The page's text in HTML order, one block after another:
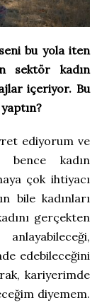
bu yola iten
sektör kadın
içeriyor. Bu
ediyorum ve
bence kadın
çok ihtiyacı
bile kadınları
gerçekten
edebileceğini
kariyerimde
diyemem.